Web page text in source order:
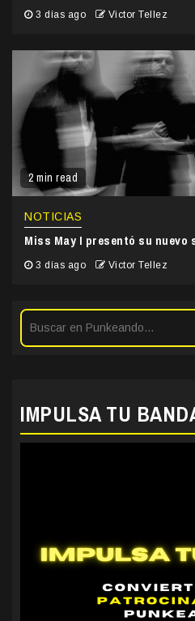
3 días ago Victor Tellez
2 min read
NOTICIAS
Miss May I presentó su nuevo
3 días ago Victor Tellez
IMPULSA TU